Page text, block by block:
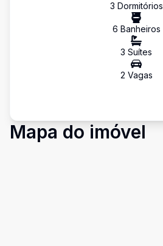
3 Dormitórios
6 Banheiros
3 Suítes
2 Vagas
Mapa do imóvel